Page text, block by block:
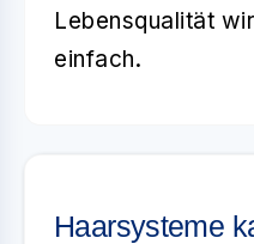
Lebensqualität
einfach.
Haarsysteme